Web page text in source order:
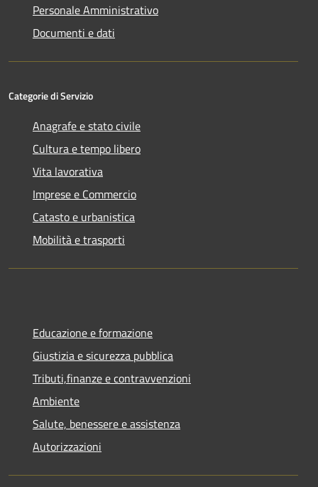
Personale Amministrativo
Documenti e dati
Categorie di Servizio
Anagrafe e stato civile
Cultura e tempo libero
Vita lavorativa
Imprese e Commercio
Catasto e urbanistica
Mobilità e trasporti
Educazione e formazione
Giustizia e sicurezza pubblica
Tributi,finanze e contravvenzioni
Ambiente
Salute, benessere e assistenza
Autorizzazioni